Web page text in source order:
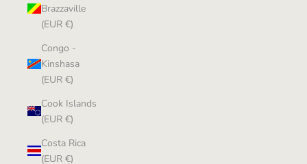
Brazzaville
(EUR €)
Congo -
Kinshasa
(EUR €)
Cook Islands
(EUR €)
Costa Rica
(EUR €)